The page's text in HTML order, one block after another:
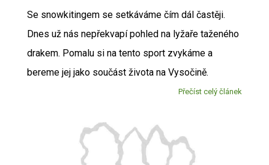
Se snowkitingem se setkáváme čím dál častěji.
Dnes už nás nepřekvapí pohled na lyžaře taženého
drakem. Pomalu si na tento sport zvykáme a
bereme jej jako součást života na Vysočině.
Přečíst celý článek